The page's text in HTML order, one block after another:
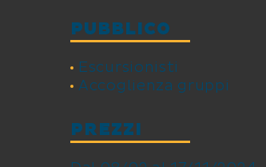
PUBBLICO
Escursionisti
Accoglienza gruppi
PREZZI